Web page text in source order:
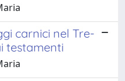
carnici nel Tre-
testamenti